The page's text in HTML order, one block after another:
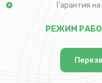
Гарантия
РЕЖИМ